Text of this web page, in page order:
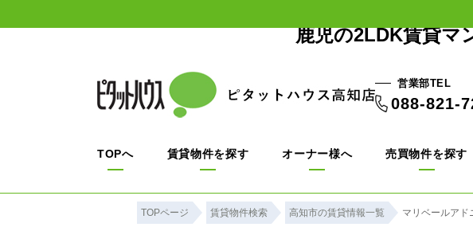
鹿児の2LDK賃貸マ
営業部TEL
088-821-
TOPへ 賃貸物件を探す オーナー様へ 売買物件を探す
TOPページ 賃貸物件検索 高知市の賃貸情報一覧 マリベールアド